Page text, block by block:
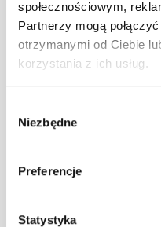
społecznościowym,
Partnerzy mogą
otrzymanymi od Ciebie
korzystania z ich usług.
zgody
Niezbędne
Preferencje
Statystyka
(2x)
U